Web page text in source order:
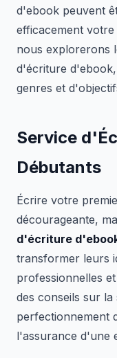
d'ebook peuvent
efficacement
nous explorerons
d'écriture d'ebook,
genres et
Service
Débutants
Écrire votre
décourageante,
d'écriture
transformer leurs
professionnelles
des conseils sur
perfectionnement
l'assurance d'une